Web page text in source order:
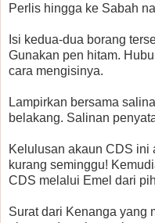
Perlis hingga ke Sabah
Isi kedua-dua borang
Gunakan pen hitam.
cara mengisinya.
Lampirkan bersama
belakang. Salinan
Kelulusan akaun CDS ini
kurang seminggu!
CDS melalui Emel dari
Surat dari Kenanga yang